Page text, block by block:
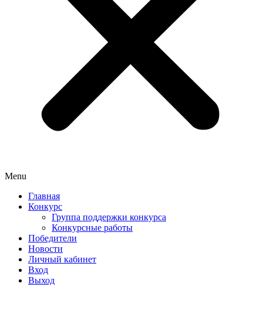
Menu
Главная
Конкурс
Группа поддержки конкурса
Конкурсные работы
Победители
Новости
Личный кабинет
Вход
Выход